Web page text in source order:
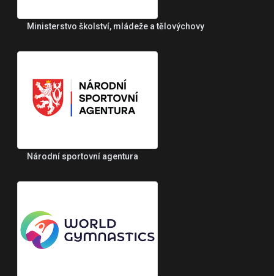
Ministerstvo školství, mládeže a tělovýchovy
Národní sportovní agentura